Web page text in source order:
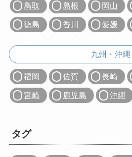
鳥取 島根 岡山
徳島 香川 愛媛
九州・沖縄
福岡 佐賀 長崎
宮崎 鹿児島 沖縄
タグ